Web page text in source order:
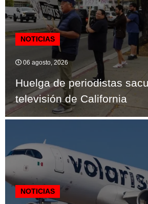
NOTICIAS
06 agosto, 2026
Huelga de periodistas
televisión de California
NOTICIAS